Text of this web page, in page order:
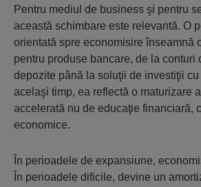
Pentru mediul de business şi pentru
această schimbare este relevantă. O
orientată spre economisire înseamnă
pentru produse bancare, de la conturi
depozite până la soluţii de investiţii cu
acelaşi timp, ea reflectă o maturizare
accelerată nu de educaţie financiară,
economice.
În perioadele de expansiune,
În perioadele dificile, devine un